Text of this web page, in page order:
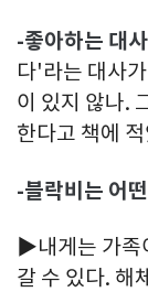
-좋아하는 대
다'라는 대사
이 있지 않나.
한다고 책에
-블락비는 어
▶내게는 가족
갈 수 있다. 해